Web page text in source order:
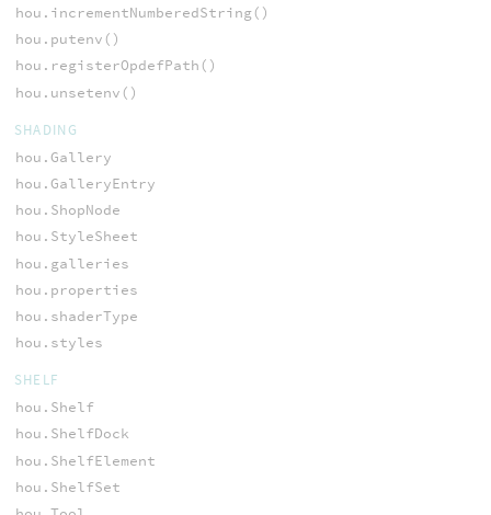
hou.incrementNumberedString()
hou.putenv()
hou.registerOpdefPath()
hou.unsetenv()
SHADING
hou.Gallery
hou.GalleryEntry
hou.ShopNode
hou.StyleSheet
hou.galleries
hou.properties
hou.shaderType
hou.styles
SHELF
hou.Shelf
hou.ShelfDock
hou.ShelfElement
hou.ShelfSet